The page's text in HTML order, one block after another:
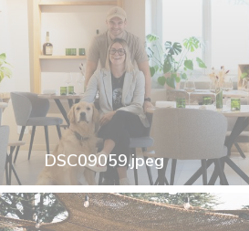
DSC09059.jpeg